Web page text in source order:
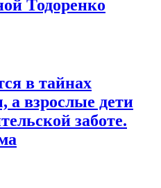
Тодоренко
в тайнах
взрослые дети
заботе.